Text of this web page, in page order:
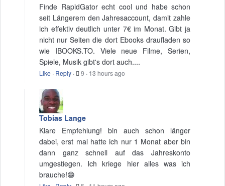
Finde RapidGator echt cool und habe schon
seit Längerem den Jahresaccount, damit zahle
ich effektiv deutlich unter 7€ im Monat. Gibt ja
nicht nur Seiten die dort Ebooks draufladen so
wie IBOOKS.TO. Viele neue Filme, Serien,
Spiele, Musik gibt's dort auch....
Like · Reply · 9 · 13 hours ago
Tobias Lange
Klare Empfehlung! bin auch schon länger
dabei, erst mal hatte ich nur 1 Monat aber bin
dann ganz schnell auf das Jahreskonto
umgestiegen. Ich kriege hier alles was ich
brauche!😁